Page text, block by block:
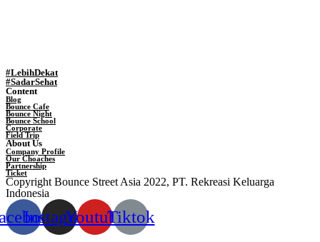
#LebihDekat
#SadarSehat
Content
Blog
Bounce Cafe
Bounce Night
Bounce School
Corporate
Field Trip
About Us
Company Profile
Our Choaches
Partnership
Ticket
Copyright Bounce Street Asia 2022, PT. Rekreasi Keluarga
Indonesia
InstagramYoutubeTiktok